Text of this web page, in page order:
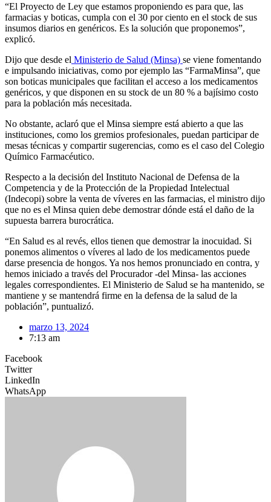
“El Proyecto de Ley que estamos proponiendo es para que, las
farmacias y boticas, cumpla con el 30 por ciento en el stock de sus
insumos diarios en genéricos. Es la solución que proponemos”,
explicó.
Dijo que desde el Ministerio de Salud (Minsa) se viene fomentando
e impulsando iniciativas, como por ejemplo las “FarmaMinsa”, que
son boticas municipales que facilitan el acceso a los medicamentos
genéricos, y que disponen en su stock de un 80 % a bajísimo costo
para la población más necesitada.
No obstante, aclaró que el Minsa siempre está abierto a que las
instituciones, como los gremios profesionales, puedan participar de
mesas técnicas y compartir sugerencias, como es el caso del Colegio
Químico Farmacéutico.
Respecto a la decisión del Instituto Nacional de Defensa de la
Competencia y de la Protección de la Propiedad Intelectual
(Indecopi) sobre la venta de víveres en las farmacias, el ministro dijo
que no es el Minsa quien debe demostrar dónde está el daño de la
supuesta barrera burocrática.
“En Salud es al revés, ellos tienen que demostrar la inocuidad. Si
ponemos alimentos o víveres al lado de los medicamentos puede
darse presencia de hongos. Ya nos hemos pronunciado en contra, y
hemos iniciado a través del Procurador -del Minsa- las acciones
legales correspondientes. El Ministerio de Salud se ha mantenido, se
mantiene y se mantendrá firme en la defensa de la salud de la
población”, puntualizó.
marzo 13, 2024
7:13 am
Facebook
Twitter
LinkedIn
WhatsApp